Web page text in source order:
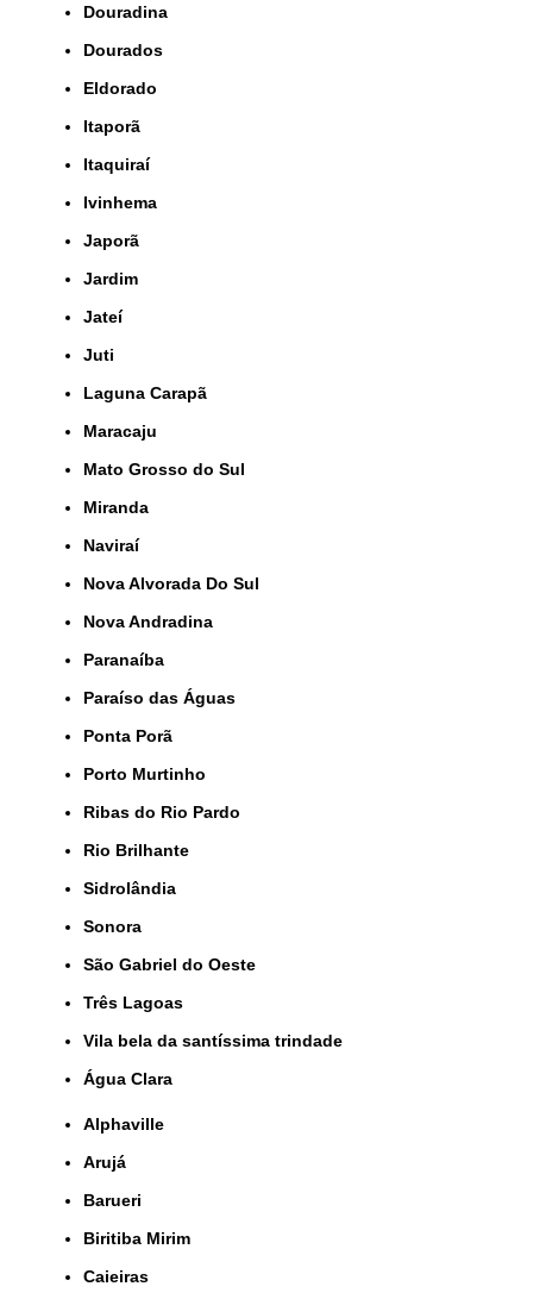
Douradina
Dourados
Eldorado
Itaporã
Itaquiraí
Ivinhema
Japorã
Jardim
Jateí
Juti
Laguna Carapã
Maracaju
Mato Grosso do Sul
Miranda
Naviraí
Nova Alvorada Do Sul
Nova Andradina
Paranaíba
Paraíso das Águas
Ponta Porã
Porto Murtinho
Ribas do Rio Pardo
Rio Brilhante
Sidrolândia
Sonora
São Gabriel do Oeste
Três Lagoas
Vila bela da santíssima trindade
Água Clara
Alphaville
Arujá
Barueri
Biritiba Mirim
Caieiras